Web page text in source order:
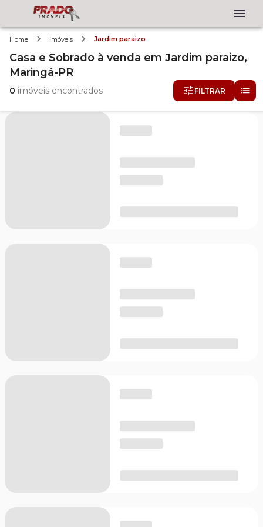
Home Imóveis Jardim paraizo
Casa e Sobrado à venda em Jardim paraizo,
Maringá-PR
0 imóveis encontrados FILTRAR